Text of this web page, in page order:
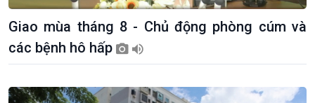
Giới thiệu
Thời sự
Thời sự 12h
Giao mùa tháng 8 - Chủ động phòng cúm và
các bệnh hô hấp